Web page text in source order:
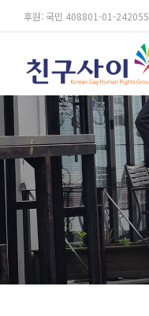
후원: 국민 408801-01-242055